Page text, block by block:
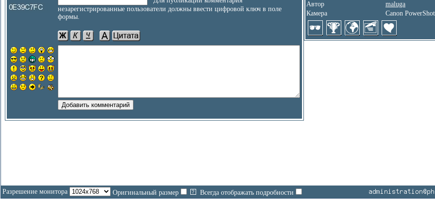
незарегистрированные пользователи должны ввести цифровой ключ в поле
формы.
Автор
maluga
Камера
Canon
Разрешение монитора Оригинальный размер Всегда отображать подробности